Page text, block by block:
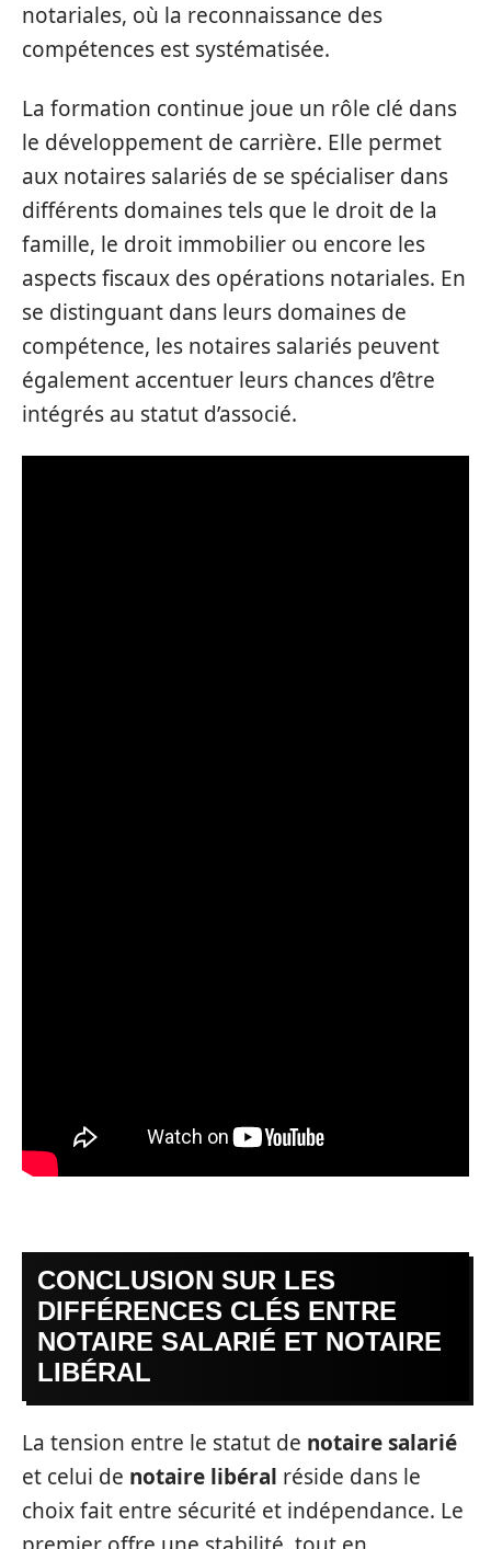
notariales, où la reconnaissance des
compétences est systématisée.
La formation continue joue un rôle clé dans
le développement de carrière. Elle permet
aux notaires salariés de se spécialiser dans
différents domaines tels que le droit de la
famille, le droit immobilier ou encore les
aspects fiscaux des opérations notariales. En
se distinguant dans leurs domaines de
compétence, les notaires salariés peuvent
également accentuer leurs chances d’être
intégrés au statut d’associé.
CONCLUSION SUR LES
DIFFÉRENCES CLÉS ENTRE
NOTAIRE SALARIÉ ET NOTAIRE
LIBÉRAL
La tension entre le statut de notaire salarié
et celui de notaire libéral réside dans le
choix fait entre sécurité et indépendance. Le